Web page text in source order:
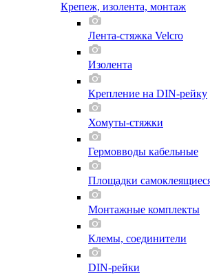
Крепеж, изолента, монтаж
Лента-стяжка Velcro
Изолента
Крепление на DIN-рейку
Хомуты-стяжки
Гермовводы кабельные
Площадки
Монтажные комплекты
Клемы, соединители
DIN-рейки